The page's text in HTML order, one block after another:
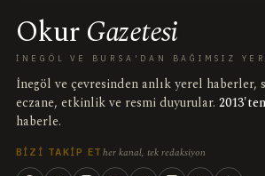
OkurGazetesi
İNEGÖL VE BURSA'DAN BAĞIMSIZ
İnegöl ve çevresinden anlık yerel haberler,
eczane, etkinlik ve resmi duyurular.
haberle.
BIZI TAKIP ET her kanal, tek redaksiyon